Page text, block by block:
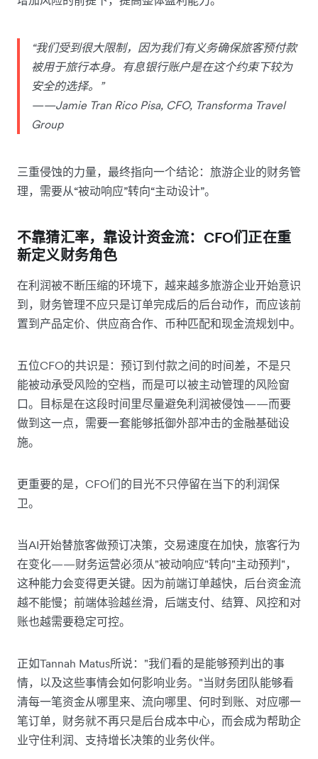
“我们受到很大限制，因为我们有义务确保旅客预付款
被用于旅行本身。有息银行账户是在这个约束下较为
安全的选择。”
——Jamie Tran Rico Pisa, CFO, Transforma Travel
Group
三重侵蚀的力量，最终指向一个结论：旅游企业的财务管
理，需要从“被动响应”转向“主动设计”。
不靠猜汇率，靠设计资金流：CFO们正在重
新定义财务角色
在利润被不断压缩的环境下，越来越多旅游企业开始意识
到，财务管理不应只是订单完成后的后台动作，而应该前
置到产品定价、供应商合作、币种匹配和现金流规划中。
五位CFO的共识是：预订到付款之间的时间差，不是只
能被动承受风险的空档，而是可以被主动管理的风险窗
口。目标是在这段时间里尽量避免利润被侵蚀——而要
做到这一点，需要一套能够抵御外部冲击的金融基础设
施。
更重要的是，CFO们的目光不只停留在当下的利润保
卫。
当AI开始替旅客做预订决策，交易速度在加快，旅客行为
在变化——财务运营必须从"被动响应"转向"主动预判"，
这种能力会变得更关键。因为前端订单越快，后台资金流
越不能慢；前端体验越丝滑，后端支付、结算、风控和对
账也越需要稳定可控。
正如Tannah Matus所说："我们看的是能够预判出的事
情，以及这些事情会如何影响业务。"当财务团队能够看
清每一笔资金从哪里来、流向哪里、何时到账、对应哪一
笔订单，财务就不再只是后台成本中心，而会成为帮助企
业守住利润、支持增长决策的业务伙伴。